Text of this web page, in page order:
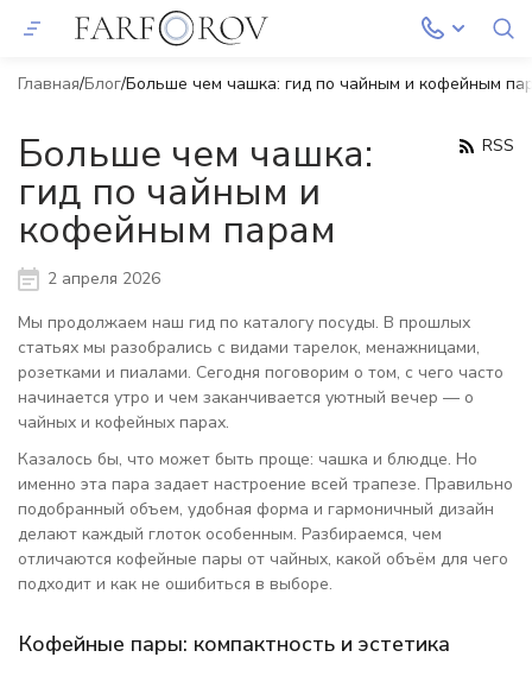
Главная Блог Больше чем чашка: гид по чайным и кофейным
Больше чем чашка:
гид по чайным и
кофейным парам
RSS
2 апреля 2026
Мы продолжаем наш гид по каталогу посуды. В прошлых
статьях мы разобрались с видами тарелок, менажницами,
розетками и пиалами. Сегодня поговорим о том, с чего часто
начинается утро и чем заканчивается уютный вечер — о
чайных и кофейных парах.
Казалось бы, что может быть проще: чашка и блюдце. Но
именно эта пара задает настроение всей трапезе. Правильно
подобранный объем, удобная форма и гармоничный дизайн
делают каждый глоток особенным. Разбираемся, чем
отличаются кофейные пары от чайных, какой объём для чего
подходит и как не ошибиться в выборе.
Кофейные пары: компактность и эстетика